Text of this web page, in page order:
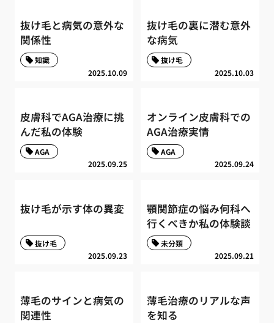
抜け毛と病気の意外な
関係性
2025.10.09
知識
抜け毛の裏に潜む意外
な病気
2025.10.03
抜け毛
皮膚科でAGA治療に挑
んだ私の体験
2025.09.25
AGA
オンライン皮膚科での
AGA治療実情
2025.09.24
AGA
抜け毛が示す体の異変
2025.09.23
抜け毛
顎関節症の悩み何科へ
行くべきか私の体験談
2025.09.21
未分類
薄毛のサインと病気の
関連性
薄毛治療のリアルな声
を知る